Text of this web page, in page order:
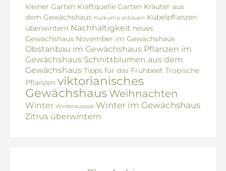
kleiner Garten Kraftquelle Garten Kräuter aus
dem Gewächshaus Kurkuma anbauen Kübelpflanzen
überwintern Nachhaltigkeit neues
Gewächshaus November im Gewächshaus
Obstanbau im Gewächshaus Pflanzen im
Gewächshaus Schnittblumen aus dem
Gewächshaus Tipps für das Frühbeet Tropische
Pflanzen viktorianisches
Gewächshaus Weihnachten
Winter Winteraussaat Winter im Gewächshaus
Zitrus überwintern